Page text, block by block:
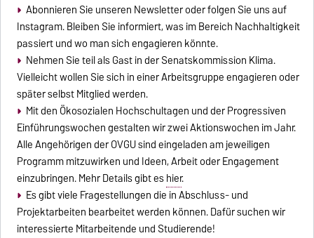
Abonnieren Sie unseren Newsletter oder folgen Sie uns auf
Instagram. Bleiben Sie informiert, was im Bereich Nachhaltigkeit
passiert und wo man sich engagieren könnte.
Nehmen Sie teil als Gast in der Senatskommission Klima.
Vielleicht wollen Sie sich in einer Arbeitsgruppe engagieren oder
später selbst Mitglied werden.
Mit den Ökosozialen Hochschultagen und der Progressiven
Einführungswochen gestalten wir zwei Aktionswochen im Jahr.
Alle Angehörigen der OVGU sind eingeladen am jeweiligen
Programm mitzuwirken und Ideen, Arbeit oder Engagement
einzubringen. Mehr Details gibt eshier.
Es gibt viele Fragestellungen die in Abschluss- und
Projektarbeiten bearbeitet werden können. Dafür suchen wir
interessierte Mitarbeitende und Studierende!